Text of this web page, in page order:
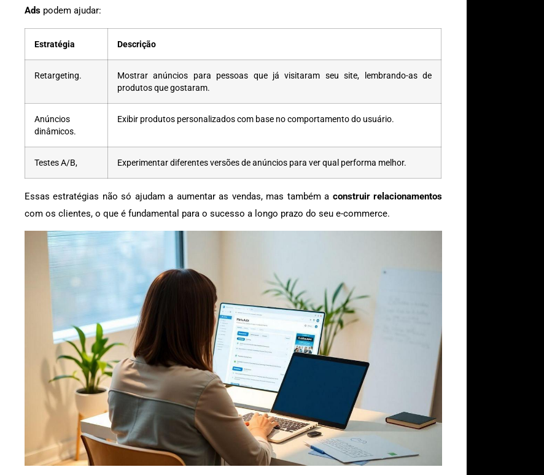
Ads podem ajudar:
Estratégia Descrição
Retargeting.
Mostrar anúncios para pessoas que já visitaram seu site, lembrando-as de
produtos que gostaram.
Anúncios
dinâmicos.
Exibir produtos personalizados com base no comportamento do usuário.
Testes A/B, Experimentar diferentes versões de anúncios para ver qual performa melhor.
Essas estratégias não só ajudam a aumentar as vendas, mas também a construir relacionamentos
com os clientes, o que é fundamental para o sucesso a longo prazo do seu e-commerce.